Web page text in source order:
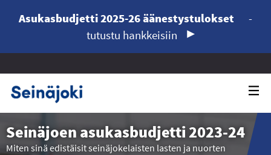
Asukasbudjetti 2025-26 äänestystulokset
-
tutustu hankkeisiin
Seinäjoen asukasbudjetti 2023-24
Miten sinä edistäisit seinäjokelaisten lasten ja nuorten